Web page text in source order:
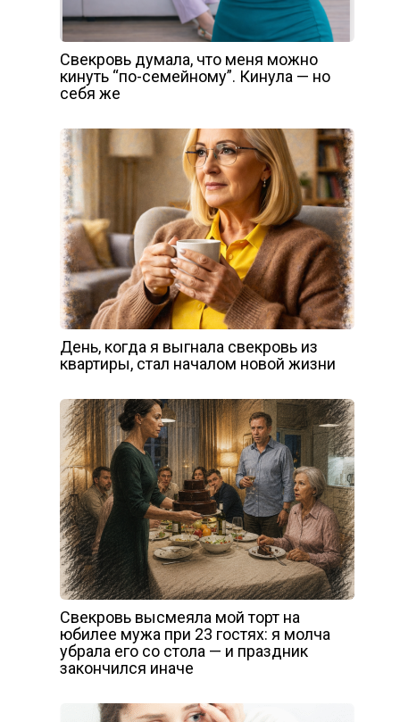
Свекровь думала, что меня можно
кинуть “по-семейному”. Кинула — но
себя же
День, когда я выгнала свекровь из
квартиры, стал началом новой жизни
Свекровь высмеяла мой торт на
юбилее мужа при 23 гостях: я молча
убрала его со стола — и праздник
закончился иначе